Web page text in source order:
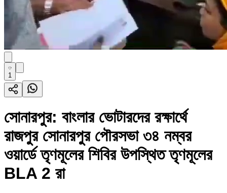
1
সোনারপুর: বাংলার ভোটারদের রক্ষার্থে
রাজপুর সোনারপুর পৌরসভা ৩৪ নম্বর
ওয়ার্ডে তৃণমূলের শিবির উপস্থিত তৃণমূলের
BLA 2 রা